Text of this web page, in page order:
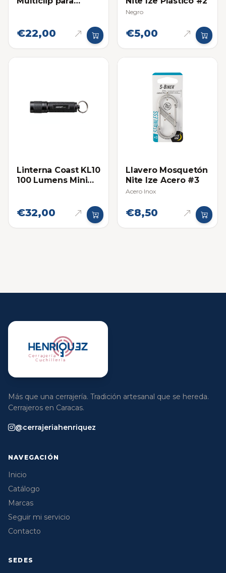
€22,00
Negro
€5,00
Linterna Coast KL10
100 Lumens Mini
€32,00
Llavero Mosquetón
Nite Ize Acero #3
Acero Inox
€8,50
Más que una cerrajería. Tradición artesanal que se hereda.
Cerrajeros en Caracas.
@cerrajeriahenriquez
NAVEGACIÓN
Inicio
Catálogo
Marcas
Seguir mi servicio
Contacto
SEDES